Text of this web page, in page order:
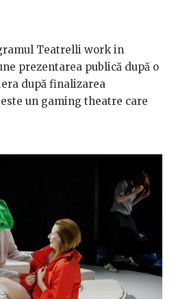
Teatrelli work in
prezentarea publică după o
după finalizarea
un gaming theatre care